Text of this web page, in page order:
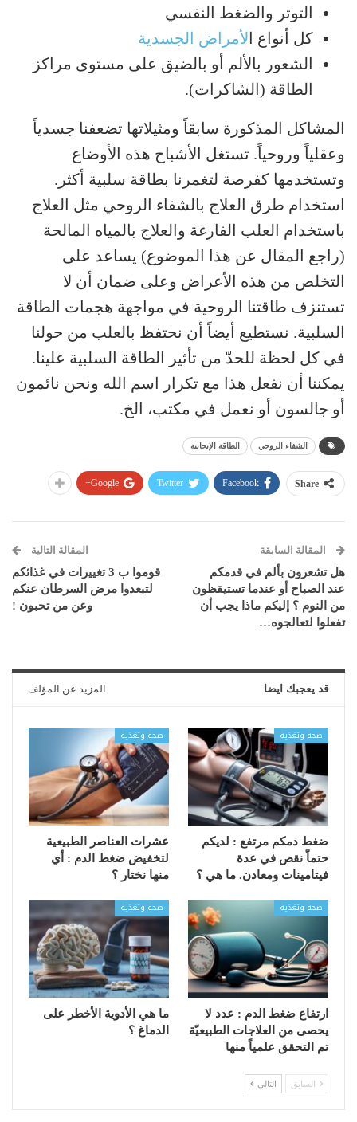
التوتر والضغط النفسي
كل أنواع الأمراض الجسدية
الشعور بالألم أو بالضيق على مستوى مراكز
الطاقة (الشاكرات).
المشاكل المذكورة سابقاً ومثيلاتها تضعفنا جسدياً
وعقلياً وروحياً. تستغل الأشباح هذه الأوضاع
وتستخدمها كفرصة لتغمرنا بطاقة سلبية أكثر.
استخدام طرق العلاج بالشفاء الروحي مثل العلاج
باستخدام العلب الفارغة والعلاج بالمياه المالحة
(راجع المقال عن هذا الموضوع) يساعد على
التخلص من هذه الأعراض وعلى ضمان أن لا
تستنزف طاقتنا الروحية في مواجهة هجمات الطاقة
السلبية. نستطيع أيضاً أن نحتفظ بالعلب من حولنا
في كل لحظة للحدّ من تأثير الطاقة السلبية علينا.
يمكننا أن نفعل هذا مع تكرار اسم الله ونحن نائمون
أو جالسون أو نعمل في مكتب، الخ.
الشفاء الروحي الطاقة الإيجابية
Share
Facebook
Twitter
Google+
المقالة السابقة
هل تشعرون بألم في قدمكم
عند الصباح أو عندما تستيقظون
من النوم ؟ إليكم ماذا يجب أن
تفعلوا لتعالجوه…
المقالة التالية
قوموا ب 3 تغييرات في غذائكم
لتبعدوا مرض السرطان عنكم
وعن من تحبون !
قد يعجبك ايضا المزيد عن المؤلف
صحة وتغذية
ضغط دمكم مرتفع : لديكم
حتماّ نقص في عدة
فيتامينات ومعادن. ما هي ؟
صحة وتغذية
عشرات العناصر الطبيعية
لتخفيض ضغط الدم : أي
منها نختار ؟
صحة وتغذية
ارتفاع ضغط الدم : عدد لا
يحصى من العلاجات الطبيعيّة
تم التحقق علمياً منها
صحة وتغذية
ما هي الأدوية الأخطر على
الدماغ ؟
السابق التالي